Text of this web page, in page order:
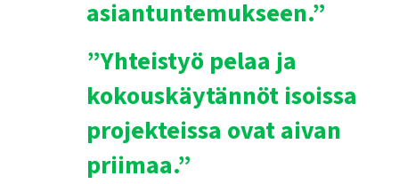
asiantuntemukseen.”
”Yhteistyö pelaa ja
kokouskäytännöt isoissa
projekteissa ovat aivan
priimaa.”